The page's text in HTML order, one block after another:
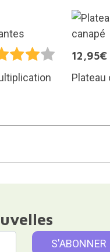
12,95€
Plateau